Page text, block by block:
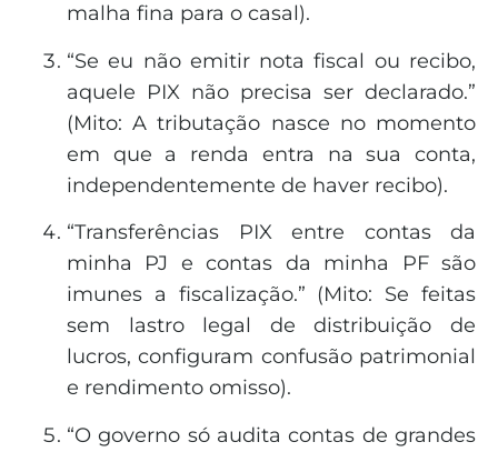
malha fina para o casal).
“Se eu não emitir nota fiscal ou recibo,
aquele PIX não precisa ser declarado.”
(Mito: A tributação nasce no momento
em que a renda entra na sua conta,
independentemente de haver recibo).
“Transferências PIX entre contas da
minha PJ e contas da minha PF são
imunes a fiscalização.” (Mito: Se feitas
sem lastro legal de distribuição de
lucros, configuram confusão patrimonial
e rendimento omisso).
“O governo só audita contas de grandes